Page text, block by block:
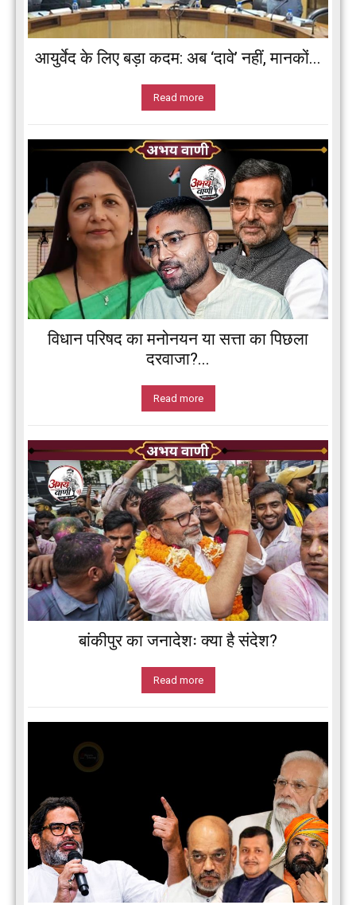
आयुर्वेद के लिए बड़ा कदम: अब ‘दावे’ नहीं, मानकों...
Read more
विधान परिषद का मनोनयन या सत्ता का पिछला
दरवाजा?...
Read more
बांकीपुर का जनादेशः क्या है संदेश?
Read more